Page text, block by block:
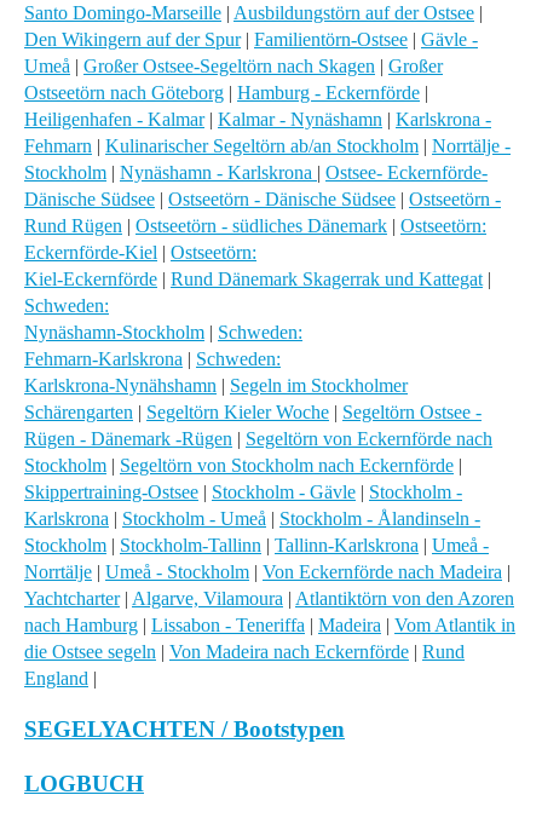
Santo Domingo-Marseille | Ausbildungstörn auf der Ostsee |
Den Wikingern auf der Spur| Familientörn-Ostsee | Gävle -
Umeå | Großer Ostsee-Segeltörn nach Skagen | Großer
Ostseetörn nach Göteborg | Hamburg - Eckernförde |
Heiligenhafen - Kalmar| Kalmar - Nynäshamn | Karlskrona -
Fehmarn | Kulinarischer Segeltörn ab/an Stockholm | Norrtälje -
Stockholm | Nynäshamn - Karlskrona | Ostsee- Eckernförde-
Dänische Südsee | Ostseetörn - Dänische Südsee | Ostseetörn -
Rund Rügen | Ostseetörn - südliches Dänemark | Ostseetörn:
Eckernförde-Kiel | Ostseetörn:
Kiel-Eckernförde | Rund Dänemark Skagerrak und Kattegat |
Schweden:
Nynäshamn-Stockholm | Schweden:
Fehmarn-Karlskrona | Schweden:
Karlskrona-Nynähshamn | Segeln im Stockholmer
Schärengarten | Segeltörn Kieler Woche | Segeltörn Ostsee -
Rügen - Dänemark -Rügen | Segeltörn von Eckernförde nach
Stockholm | Segeltörn von Stockholm nach Eckernförde |
Skippertraining-Ostsee | Stockholm - Gävle | Stockholm -
Karlskrona | Stockholm - Umeå | Stockholm - Ålandinseln -
Stockholm | Stockholm-Tallinn | Tallinn-Karlskrona | Umeå -
Norrtälje | Umeå - Stockholm | Von Eckernförde nach Madeira |
Yachtcharter| Algarve, Vilamoura | Atlantiktörn von den Azoren
nach Hamburg | Lissabon - Teneriffa | Madeira | Vom Atlantik in
die Ostsee segeln | Von Madeira nach Eckernförde | Rund
England |
SEGELYACHTEN / Bootstypen
LOGBUCH